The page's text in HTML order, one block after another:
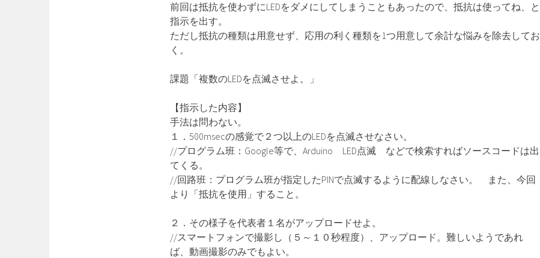
前回は抵抗を使わずにLEDをダメにしてしまうこともあったので、抵抗は使ってね、と
指示を出す。
ただし抵抗の種類は用意せず、応用の利く種類を1つ用意して余計な悩みを除去してお
く。
課題「複数のLEDを点滅させよ。」
【指示した内容】
手法は問わない。
１．500msecの感覚で２つ以上のLEDを点滅させなさい。
//プログラム班：Google等で、Arduino LED点滅 などで検索すればソースコードは出
てくる。
//回路班：プログラム班が指定したPINで点滅するように配線しなさい。 また、今回
より「抵抗を使用」すること。
２．その様子を代表者１名がアップロードせよ。
//スマートフォンで撮影し（５～１０秒程度）、アップロード。難しいようであれ
ば、動画撮影のみでもよい。